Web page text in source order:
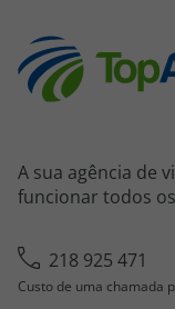
A sua agência de
funcionar todos os
218 925 471
Custo de uma chamada